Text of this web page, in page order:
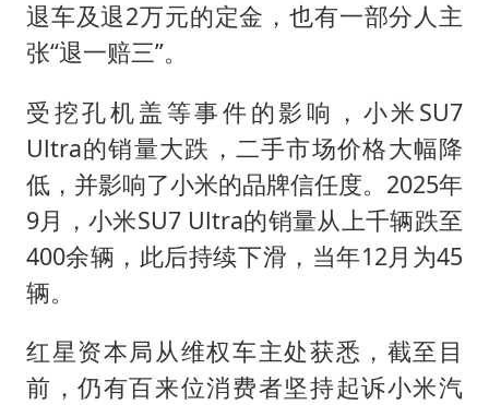
退车及退2万元的定金，也有一部分人主
张“退一赔三”。
受挖孔机盖等事件的影响，小米SU7
Ultra的销量大跌，二手市场价格大幅降
低，并影响了小米的品牌信任度。2025年
9月，小米SU7 Ultra的销量从上千辆跌至
400余辆，此后持续下滑，当年12月为45
辆。
红星资本局从维权车主处获悉，截至目
前，仍有百来位消费者坚持起诉小米汽